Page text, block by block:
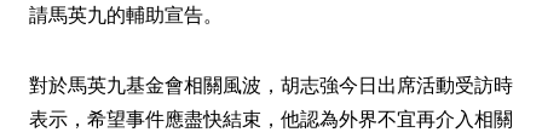
請馬英九的輔助宣告。
對於馬英九基金會相關風波，胡志強今日出席活動受訪時
表示，希望事件應盡快結束，他認為外界不宜再介入相關